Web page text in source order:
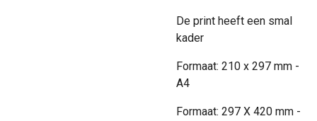
De print heeft een smal
kader
Formaat: 210 x 297 mm -
A4
Formaat: 297 X 420 mm -